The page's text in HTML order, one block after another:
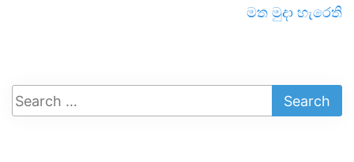
මත මුදා හැරෙති